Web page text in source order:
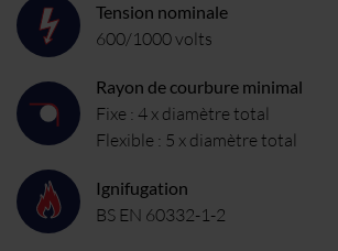
Tension nominale
600/1000 volts
Rayon de courbure minimal
Fixe : 4 x diamètre total
Flexible : 5 x diamètre total
Ignifugation
BS EN 60332-1-2